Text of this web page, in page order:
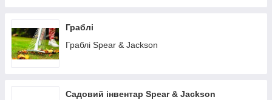
Граблі
Граблі Spear & Jackson
Садовий інвентар Spear & Jackson